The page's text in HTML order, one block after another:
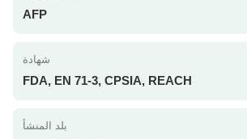
AFP
شهادة
FDA, EN 71-3, CPSIA, REACH
بلد المنشأ